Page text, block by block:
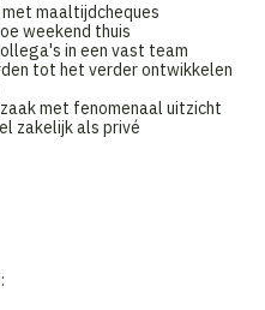
maaltijdcheques
weekend thuis
in een vast team
tot het verder ontwikkelen
met fenomenaal uitzicht
zakelijk als privé